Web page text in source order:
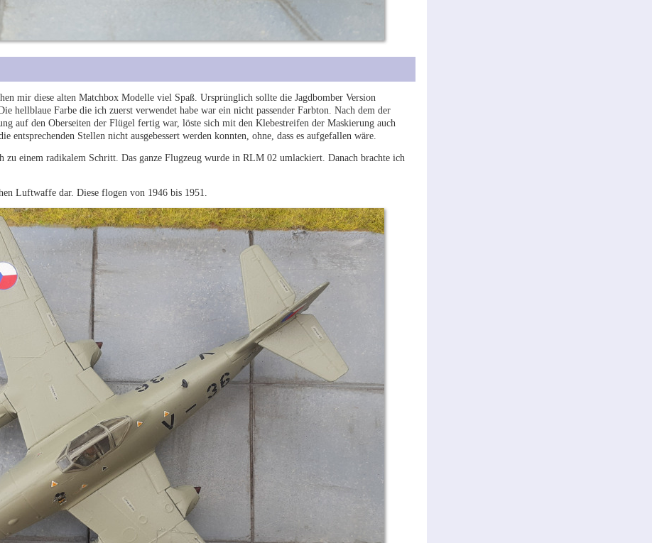
mir diese alten Matchbox Modelle viel Spaß. Ursprünglich sollte die Jagdbomber Version
hellblaue Farbe die ich zuerst verwendet habe war ein nicht passender Farbton. Nach dem der
auf den Oberseiten der Flügel fertig war, löste sich mit den Klebestreifen der Maskierung auch
entsprechenden Stellen nicht ausgebessert werden konnten, ohne, dass es aufgefallen wäre.
zu einem radikalem Schritt. Das ganze Flugzeug wurde in RLM 02 umlackiert. Danach brachte ich
Luftwaffe dar. Diese flogen von 1946 bis 1951.